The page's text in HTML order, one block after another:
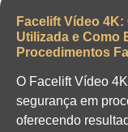
Facelift Vídeo
Utilizada e Como
Procedimentos
O Facelift Vídeo
segurança em
oferecendo